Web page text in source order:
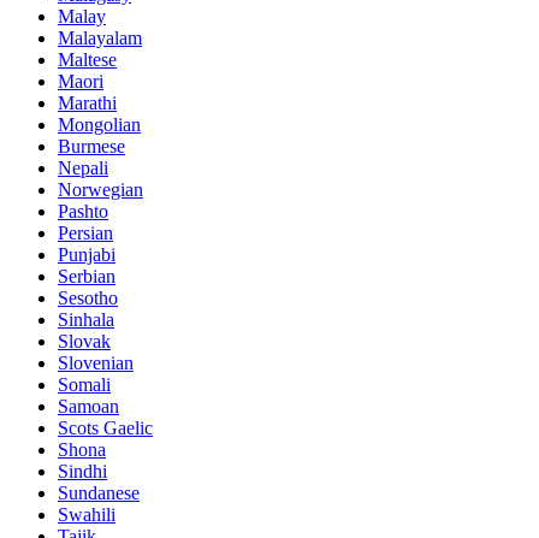
Malay
Malayalam
Maltese
Maori
Marathi
Mongolian
Burmese
Nepali
Norwegian
Pashto
Persian
Punjabi
Serbian
Sesotho
Sinhala
Slovak
Slovenian
Somali
Samoan
Scots Gaelic
Shona
Sindhi
Sundanese
Swahili